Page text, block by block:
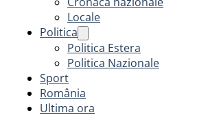
Locale
Politica
Politica Estera
Politica Nazionale
Sport
România
Ultima ora